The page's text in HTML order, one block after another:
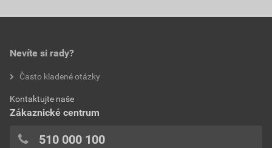
Nevíte si rady?
Často kladené otázky
Kontaktujte naše
Zákaznické centrum
510 000 100